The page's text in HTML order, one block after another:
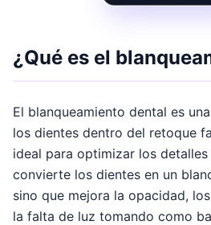
¿Qué es el
El blanqueamiento dental es
los dientes dentro del retoque
ideal para optimizar los
convierte los dientes en un
sino que mejora la opacidad,
la falta de luz tomando como